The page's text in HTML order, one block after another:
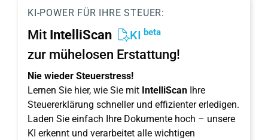
KI-POWER FÜR IHRE STEUER:
Mit IntelliScan KI beta
zur mühelosen Erstattung!
Nie wieder Steuerstress!
Lernen Sie hier, wie Sie mit IntelliScan Ihre
Steuererklärung schneller und effizienter erledigen.
Laden Sie einfach Ihre Dokumente hoch – unsere
KI erkennt und verarbeitet alle wichtigen